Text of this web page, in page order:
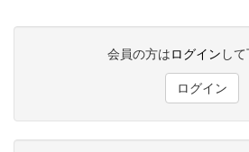
会員の方はログイン して
ログイン